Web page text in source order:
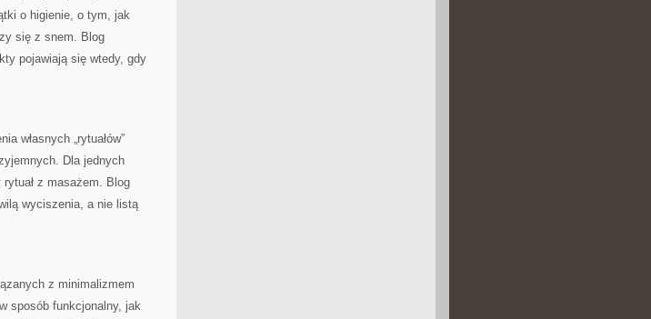
o higienie, o tym, jak
się z snem. Blog
pojawiają się wtedy, gdy
własnych „rytuałów”
Dla jednych
z masażem. Blog
wyciszenia, a nie listą
z minimalizmem
sposób funkcjonalny, jak